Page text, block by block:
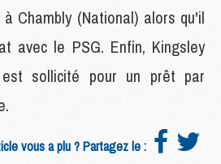
Chambly (National) alors qu'il
avec le PSG. Enfin, Kingsley
est sollicité pour un prêt par
vous a plu ? Partagez le :